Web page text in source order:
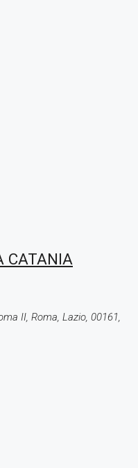
CATANIA
II, Roma, Lazio, 00161,